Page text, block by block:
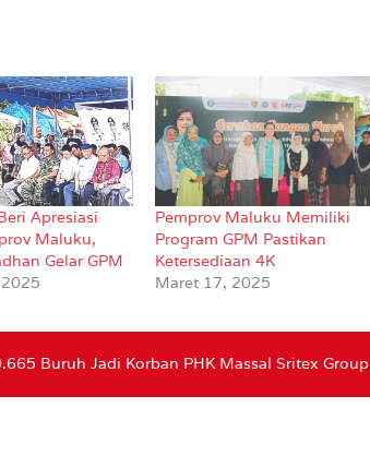
Apresiasi
Maluku,
Gelar GPM
Pemprov Maluku Memiliki
Program GPM Pastikan
Ketersediaan 4K
Maret 17, 2025
Buruh Jadi Korban PHK Massal Sritex Group